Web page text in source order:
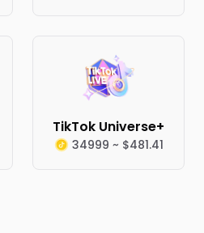
TikTok Universe+
34999 ~ $481.41